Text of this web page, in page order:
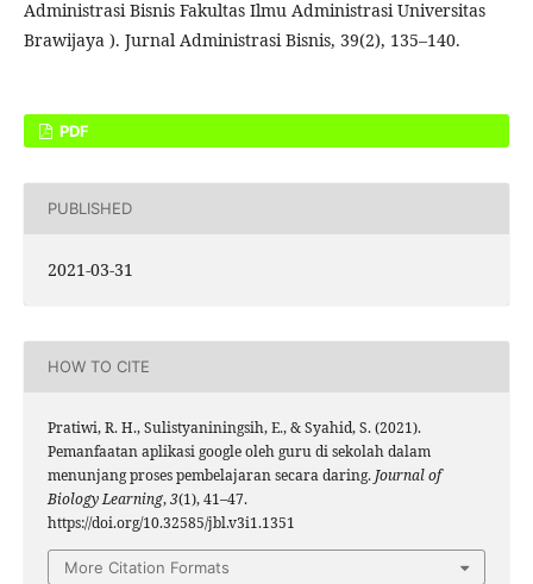
Administrasi Bisnis Fakultas Ilmu Administrasi Universitas
Brawijaya ). Jurnal Administrasi Bisnis, 39(2), 135–140.
PDF
PUBLISHED
2021-03-31
HOW TO CITE
Pratiwi, R. H., Sulistyaniningsih, E., & Syahid, S. (2021).
Pemanfaatan aplikasi google oleh guru di sekolah dalam
menunjang proses pembelajaran secara daring. Journal of
Biology Learning,3(1), 41–47.
https://doi.org/10.32585/jbl.v3i1.1351
More Citation Formats